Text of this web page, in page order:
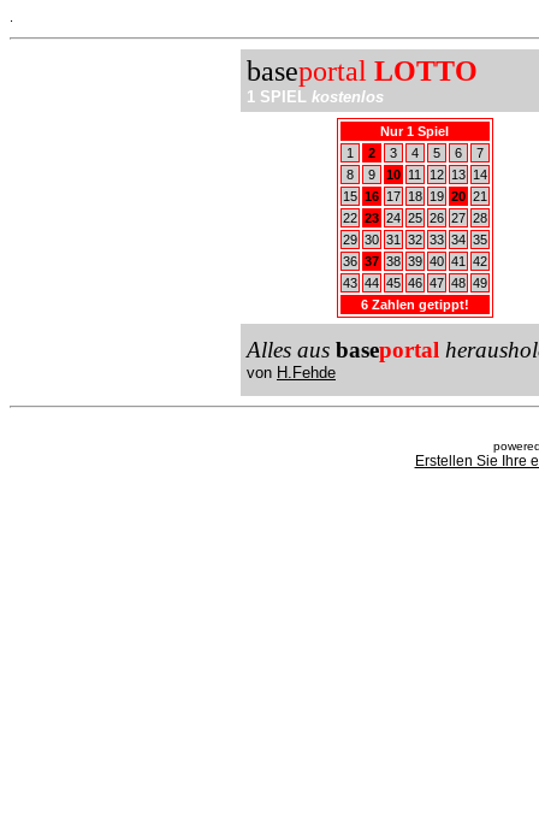
baseportal LOTTO
1 SPIEL kostenlos
Nur 1 Spiel
1
2 3 4 5 6
7
8
9 10 11 12 13
14
15 16 17 18 19 20 21
22 23 24 25 26 27 28
29 30 31 32 33 34 35
36 37 38 39 40 41
42
43 44 45 46 47 48 49
6 Zahlen getippt!
Alles aus baseportal
von H.Fehde
Erstellen Sie Ihre